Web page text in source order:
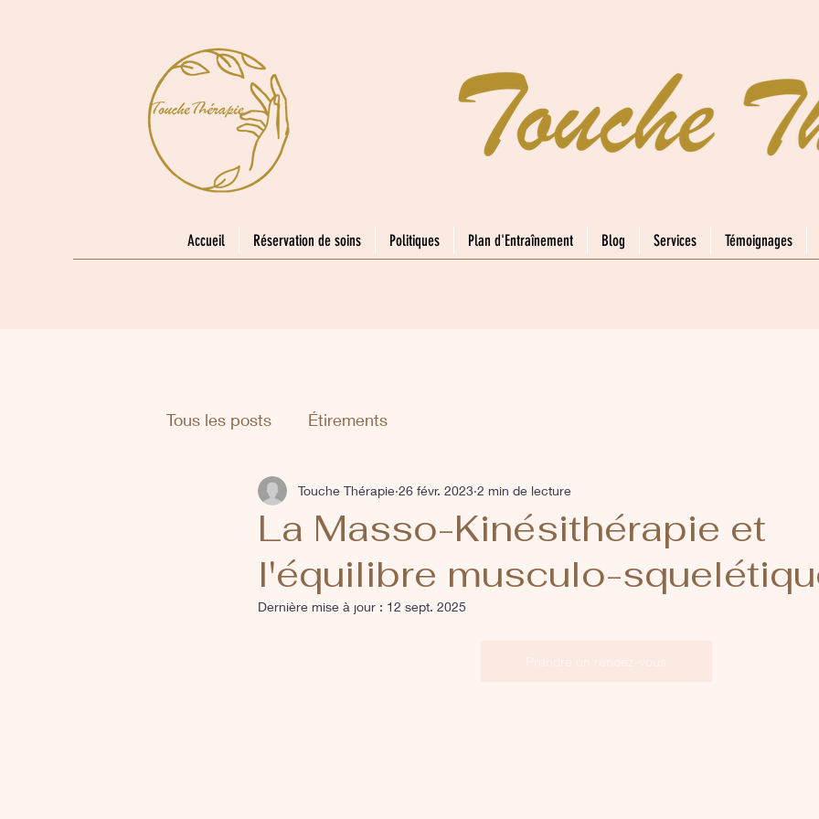
Accueil Réservation de soins Politiques Plan d'Entraînement Blog Services Témoignages
Tous les posts Étirements
La Masso-Kinésithérapie et
l'équilibre musculo-
Touche Thérapie 26 févr. 2023 2 min de lecture
Dernière mise à jour : 12 sept. 2025